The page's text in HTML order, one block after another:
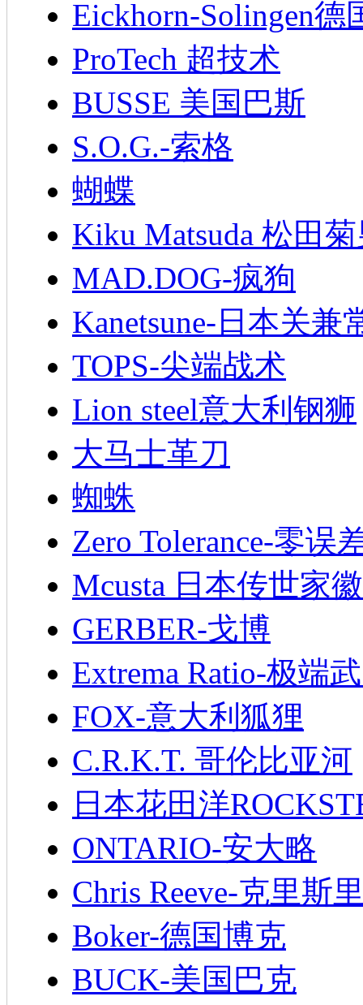
Eickhorn-Solingen德
ProTech 超技术
BUSSE 美国巴斯
S.O.G.-索格
蝴蝶
Kiku Matsuda 松田
MAD.DOG-疯狗
Kanetsune-日本关兼
TOPS-尖端战术
Lion steel意大利钢狮
大马士革刀
蜘蛛
Zero Tolerance-零误
Mcusta 日本传世家徽
GERBER-戈博
Extrema Ratio-极端
FOX-意大利狐狸
C.R.K.T. 哥伦比亚河
日本花田洋
ONTARIO-安大略
Chris Reeve-克里斯
Boker-德国博克
BUCK-美国巴克